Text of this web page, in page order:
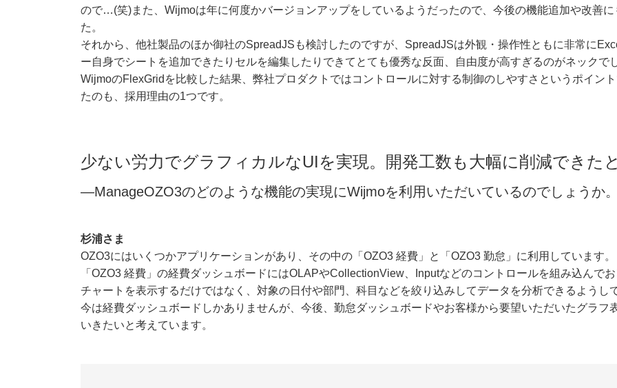
ので…(笑)また、Wijmoは年に何度かバージョンアップをしているようだったので、今後の機能追加や改善に
た。
それから、他社製品のほか御社のSpreadJSも検討したのですが、SpreadJSは外観・操作性ともに非常に
ー自身でシートを追加できたりセルを編集したりできてとても優秀な反面、自由度が高すぎるのがネックで
WijmoのFlexGridを比較した結果、弊社プロダクトではコントロールに対する制御のしやすさというポイン
たのも、採用理由の1つです。
少ない労力でグラフィカルなUIを実現。開発工数も大幅に削減できた
―ManageOZO3のどのような機能の実現にWijmoを利用いただいているのでしょうか。
杉浦さま
OZO3にはいくつかアプリケーションがあり、その中の「OZO3 経費」と「OZO3 勤怠」に利用しています。
「OZO3 経費」の経費ダッシュボードにはOLAPやCollectionView、Inputなどのコントロールを組み込んで
チャートを表示するだけではなく、対象の日付や部門、科目などを絞り込みしてデータを分析できるようし
今は経費ダッシュボードしかありませんが、今後、勤怠ダッシュボードやお客様から要望いただいたグラフ
いきたいと考えています。